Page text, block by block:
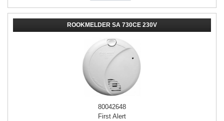
ROOKMELDER SA 730CE 230V
80042648
First Alert